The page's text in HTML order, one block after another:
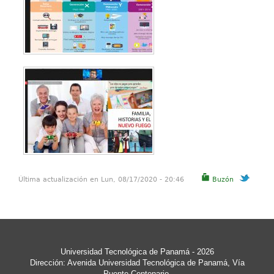
Buzón
Última actualización en Lun, 08/17/2020 - 20:46
Universidad Tecnológica de Panamá- 2026
Dirección: Avenida Universidad Tecnológica de Panamá, Vía